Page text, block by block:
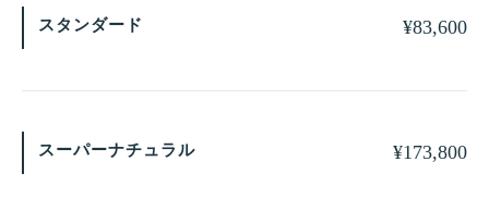
スタンダード ¥83,600
スーパーナチュラル ¥173,800